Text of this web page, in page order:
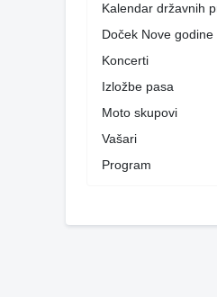
Kalendar državnih
Doček Nove godine
Koncerti
Izložbe pasa
Moto skupovi
Vašari
Program